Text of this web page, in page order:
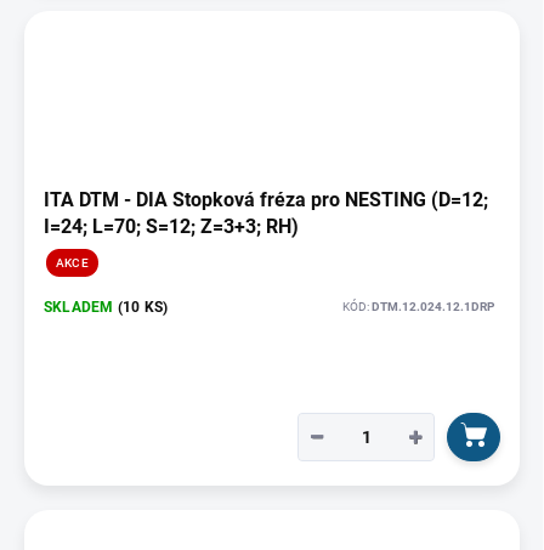
ITA DTM - DIA Stopková fréza pro NESTING (D=12;
I=24; L=70; S=12; Z=3+3; RH)
AKCE
SKLADEM (10 KS) KÓD:DTM.12.024.12.1DRP
+
−